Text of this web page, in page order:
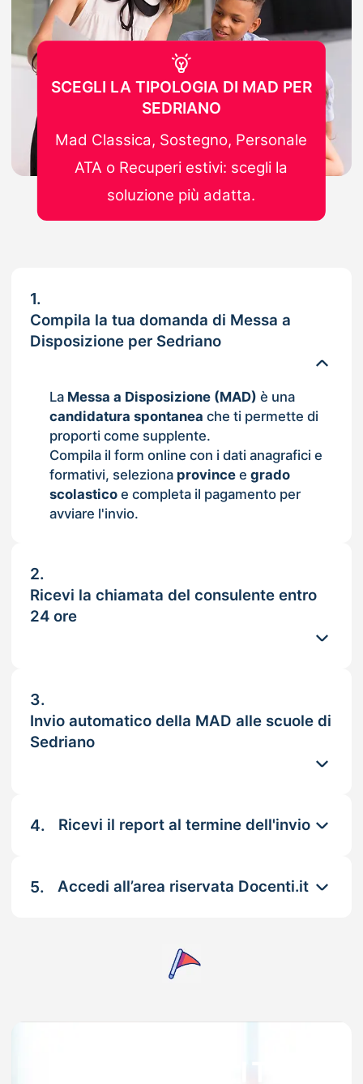
1.
Compila la tua domanda di Messa a
Disposizione per Sedriano
La Messa a Disposizione (MAD) è una
candidatura spontanea che ti permette di
proporti come supplente.
Compila il form online con i dati anagrafici e
formativi, seleziona provincee grado
scolasticoe completa il pagamento per
avviare l'invio.
2.
Ricevi la chiamata del consulente entro
24 ore
3.
Invio automatico della MAD alle scuole di
Sedriano
4. Ricevi il report al termine dell'invio
5. Accedi all’area riservata Docenti.it
SCEGLI LA TIPOLOGIA DI MAD PER
SEDRIANO
Mad Classica, Sostegno, Personale
ATA o Recuperi estivi: scegli la
soluzione più adatta.